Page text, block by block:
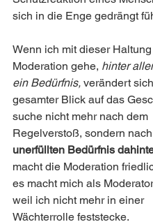
sich in die Enge gedrängt
Wenn ich mit dieser
Moderation gehe, hinter
ein Bedürfnis, verändert
gesamter Blick auf das
suche nicht mehr nach dem
Regelverstoß, sondern
unerfüllten Bedürfnis
macht die Moderation
es macht mich als
weil ich nicht mehr in einer
Wächterrolle feststecke.